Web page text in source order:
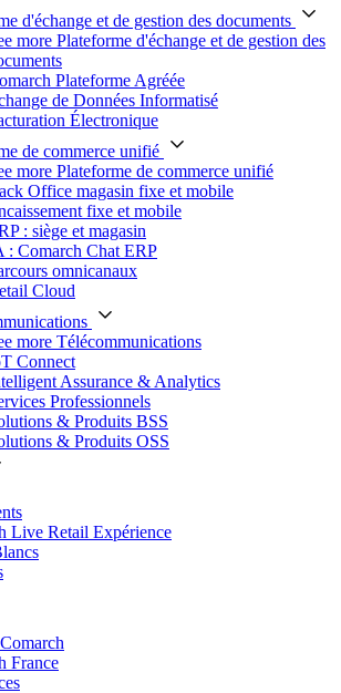
d'échange et de gestion des documents
more Plateforme d'échange et de gestion des
Plateforme Agréée
de Données Informatisé
Électronique
de commerce unifié
more Plateforme de commerce unifié
Office magasin fixe et mobile
fixe et mobile
: siège et magasin
: Comarch Chat ERP
omnicanaux
Cloud
more Télécommunications
Connect
Assurance & Analytics
Professionnels
& Produits BSS
& Produits OSS
Live Retail Expérience
France